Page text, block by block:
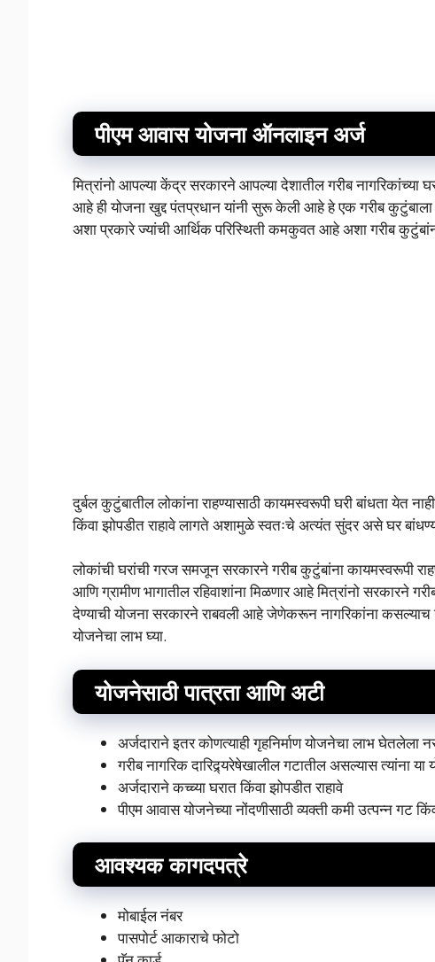
पीएम आवास योजना ऑनलाइन अर्ज
मित्रांनो आपल्या केंद्र सरकारने आपल्या देशातील गरीब
आहे ही योजना खुद्द पंतप्रधान यांनी सुरू केली आहे हे एक गरीब
अशा प्रकारे ज्यांची आर्थिक परिस्थिती कमकुवत आहे अशा गरीब
दुर्बल कुटुंबातील लोकांना राहण्यासाठी कायमस्वरूपी घरी बांधता येत
किंवा झोपडीत राहावे लागते अशामुळे स्वतःचे अत्यंत सुंदर असे घर
लोकांची घरांची गरज समजून सरकारने गरीब कुटुंबांना कायमस्वरूपी
आणि ग्रामीण भागातील रहिवाशांना मिळणार आहे मित्रांनो सरकारने
देण्याची योजना सरकारने राबवली आहे जेणेकरून नागरिकांना कसल्याच
योजनेचा लाभ घ्या.
योजनेसाठी पात्रता आणि अटी
अर्जदाराने इतर कोणत्याही गृहनिर्माण योजनेचा लाभ घेतलेला
गरीब नागरिक दारिद्र्यरेषेखालील गटातील असल्यास त्यांना
अर्जदाराने कच्च्या घरात किंवा झोपडीत राहावे
पीएम आवास योजनेच्या नोंदणीसाठी व्यक्ती कमी उत्पन्न गट
आवश्यक कागदपत्रे
मोबाईल नंबर
पासपोर्ट आकाराचे फोटो